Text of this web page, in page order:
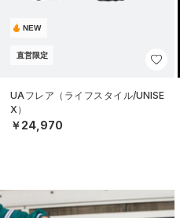
NEW
直営限定
UAフレア（ライフスタイル/UNISE
X）
￥24,970